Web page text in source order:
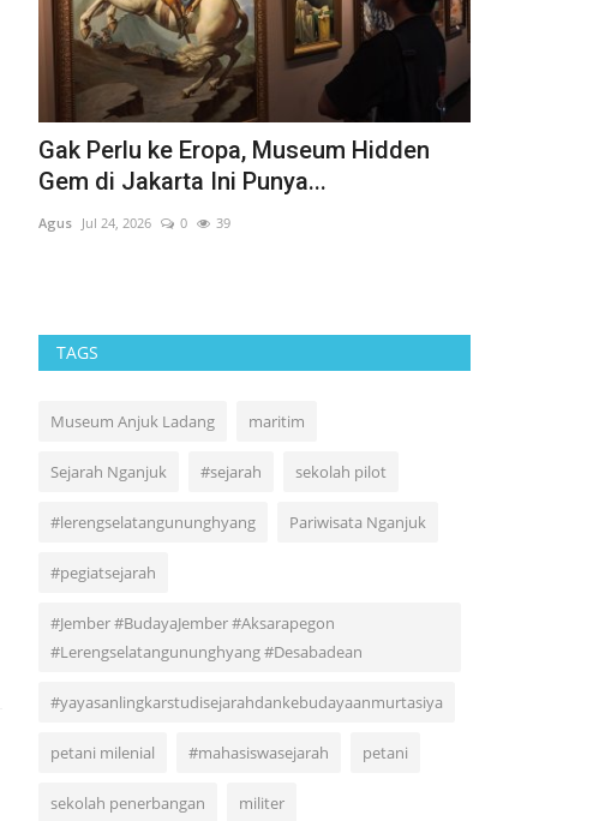
Gak Perlu ke Eropa, Museum Hidden
Gem di Jakarta Ini Punya...
Agus Jul 24, 2026 0 39
TAGS
Museum Anjuk Ladang maritim
Sejarah Nganjuk #sejarah sekolah pilot
#lerengselatangununghyang Pariwisata Nganjuk
#pegiatsejarah
#Jember #BudayaJember #Aksarapegon
#Lerengselatangununghyang #Desabadean
#yayasanlingkarstudisejarahdankebudayaanmurtasiya
petani milenial #mahasiswasejarah petani
sekolah penerbangan militer